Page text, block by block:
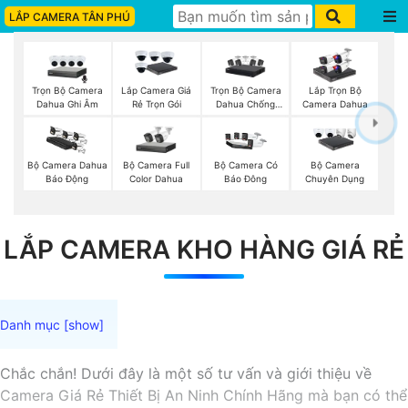
LẮP CAMERA TÂN PHÚ
Trọn Bộ Camera
Dahua Ghi Âm
Lắp Camera Giá
Rẻ Trọn Gói
Trọn Bộ Camera
Dahua Chống
Lắp Trọn Bộ
Camera Dahua
Bộ Camera Dahua
Báo Động
Bộ Camera Full
Color Dahua
Bộ Camera Có
Báo Đông
Bộ Camera
Chuyên Dụng
LẮP CAMERA KHO HÀNG GIÁ RẺ
Chắc chắn! Dưới đây là một số tư vấn và giới thiệu về
Camera Giá Rẻ Thiết Bị An Ninh Chính Hãng mà bạn có thể